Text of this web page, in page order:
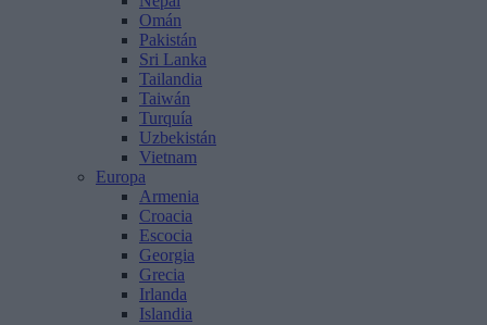
Omán
Pakistán
Sri Lanka
Tailandia
Taiwán
Turquía
Uzbekistán
Vietnam
Europa
Armenia
Croacia
Escocia
Georgia
Grecia
Irlanda
Islandia